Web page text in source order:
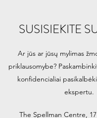
SUSISIEKITE
Ar jūs ar jūsų mylimas
priklausomybe?
konfidencialiai
ekspertu.
The Spellman Centre,